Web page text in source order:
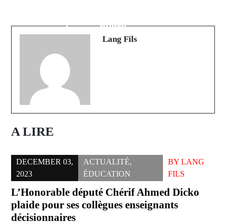
nucléaires tactiques russes.
libéré
Lang Fils
A LIRE
DECEMBER 03,
2023
ACTUALITÉ,
ÉDUCATION
BYLANG
FILS
L’Honorable député Chérif Ahmed Dicko
plaide pour ses collègues enseignants
décisionnaires